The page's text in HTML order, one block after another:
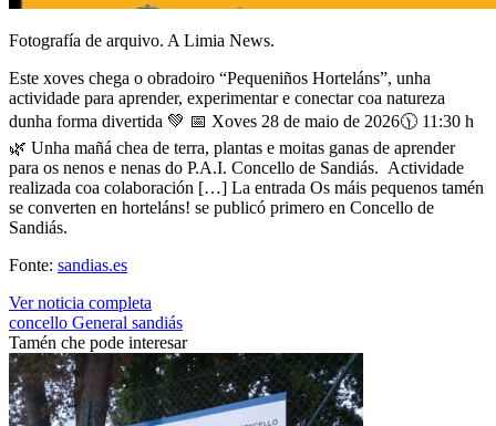
Fotografía de arquivo. A Limia News.
Este xoves chega o obradoiro “Pequeniños Horteláns”, unha
actividade para aprender, experimentar e conectar coa natureza
dunha forma divertida 💚 📅 Xoves 28 de maio de 2026🕦 11:30 h
🌿 Unha mañá chea de terra, plantas e moitas ganas de aprender
para os nenos e nenas do P.A.I. Concello de Sandiás. Actividade
realizada coa colaboración […] La entrada Os máis pequenos tamén
se converten en horteláns! se publicó primero en Concello de
Sandiás.
Fonte: sandias.es
Ver noticia completa
concello General sandiás
Tamén che pode interesar